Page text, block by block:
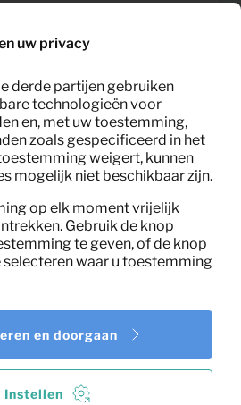
uw privacy
derde partijen gebruiken
technologieën voor
en, met uw toestemming,
zoals gespecificeerd in het
weigert, kunnen
mogelijk niet beschikbaar zijn.
op elk moment vrijelijk
Gebruik de knop
te geven, of de knop
waar u toestemming
Instellen
en doorgaan